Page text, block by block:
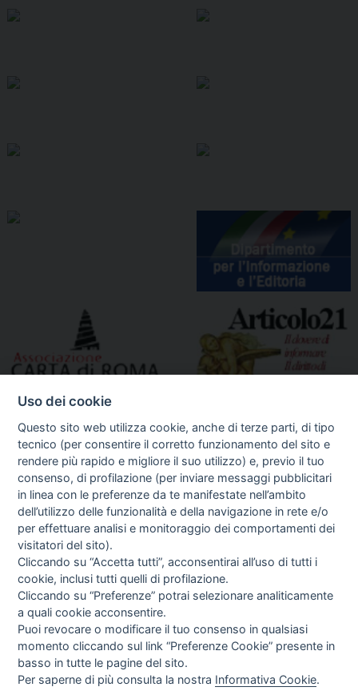
I libri Vedi tutti
Direttrice Responsabile: Alessandra Costante | Registrazione al Tribunale Civile
Uso dei cookie
Questo sito web utilizza cookie, anche di terze parti, di tipo
tecnico (per consentire il corretto funzionamento del sito e
rendere più rapido e migliore il suo utilizzo) e, previo il tuo
consenso, di profilazione (per inviare messaggi pubblicitari
in linea con le preferenze da te manifestate nell’ambito
dell’utilizzo delle funzionalità e della navigazione in rete e/o
per effettuare analisi e monitoraggio dei comportamenti dei
visitatori del sito).
Cliccando su “Accetta tutti”, acconsentirai all’uso di tutti i
cookie, inclusi tutti quelli di profilazione.
Cliccando su “Preferenze” potrai selezionare analiticamente
a quali cookie acconsentire.
Puoi revocare o modificare il tuo consenso in qualsiasi
momento cliccando sul link “Preferenze Cookie” presente in
basso in tutte le pagine del sito.
Per saperne di più consulta la nostra Informativa Cookie.